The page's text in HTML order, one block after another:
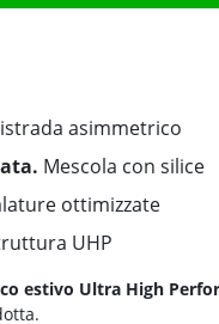
asimmetrico
Mescola con silice
ottimizzate
UHP
estivo Ultra High